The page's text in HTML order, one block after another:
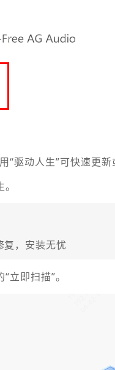
驱动人生”可快速更新
复，安装无忧
立即扫描”。